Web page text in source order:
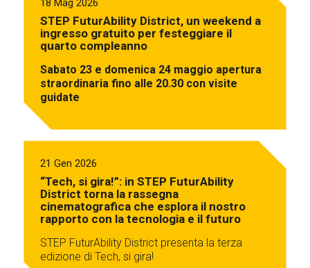
18 Mag 2026
STEP FuturAbility District, un weekend a
ingresso gratuito per festeggiare il
quarto compleanno
Sabato 23 e domenica 24 maggio apertura
straordinaria fino alle 20.30 con visite
guidate
21 Gen 2026
“Tech, si gira!”: in STEP FuturAbility
District torna la rassegna
cinematografica che esplora il nostro
rapporto con la tecnologia e il futuro
STEP FuturAbility District presenta la terza
edizione di Tech, si gira!